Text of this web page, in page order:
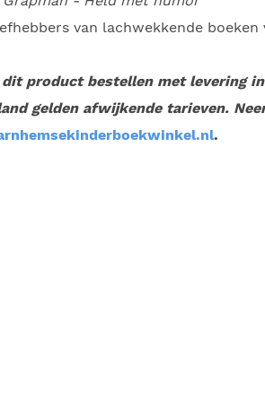
van lachwekkende boeken
product bestellen met levering
gelden afwijkende tarieven.
.